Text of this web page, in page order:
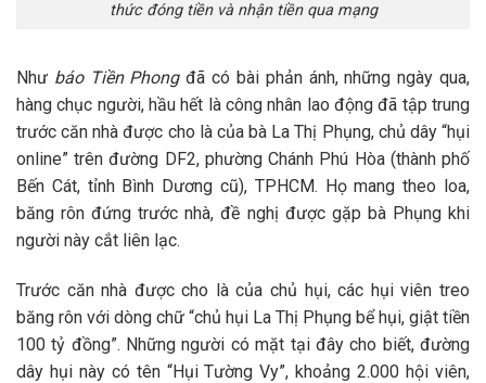
thức đóng tiền và nhận tiền qua mạng
Như báo Tiền Phongđã có bài phản ánh, những ngày qua,
hàng chục người, hầu hết là công nhân lao động đã tập trung
trước căn nhà được cho là của bà La Thị Phụng, chủ dây “hụi
online” trên đường DF2, phường Chánh Phú Hòa (thành phố
Bến Cát, tỉnh Bình Dương cũ), TPHCM. Họ mang theo loa,
băng rôn đứng trước nhà, đề nghị được gặp bà Phụng khi
người này cắt liên lạc.
Trước căn nhà được cho là của chủ hụi, các hụi viên treo
băng rôn với dòng chữ “chủ hụi La Thị Phụng bể hụi, giật tiền
100 tỷ đồng”. Những người có mặt tại đây cho biết, đường
dây hụi này có tên “Hụi Tường Vy”, khoảng 2.000 hội viên,